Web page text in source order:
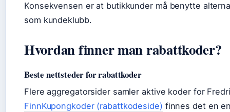
Konsekvensen er at butikkunder må benytte
som kundeklubb.
Hvordan finner man rabattkoder?
Beste nettsteder for rabattkoder
Flere aggregatorsider samler aktive koder for
FinnKupongkoder (rabattkodeside) finnes det en